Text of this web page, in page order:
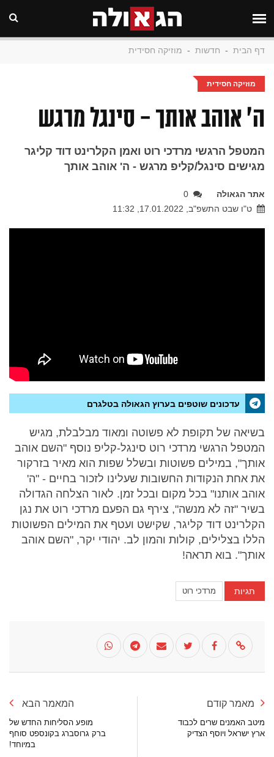
דף הבית - חדשות - מוזיקה חסידית
מוזיקה חסידית
ה' אוהב אותך - סינגל מרגש
המטפל הרגשי מרדכי רוט ואמן הקלרינט דוד קליגר
מגישים סינגל/קליפ מרגש - ה' אוהב אותך
אתר הגאולה
0
ט"ו שבט התשפ"ב, 17.01.2022, 11:32
עדכונים שוטפים בערוץ הגאולה בטלגרם
בשיאה של תקופת לא פשוטה ומאוד מבלבלת, מגיש
המטפל הרגשי מרדכי רוט סינגל-קליפ נוסף "השם אוהב
אותך", במילים פשוטות ובשלל שפות הוא מאיר בזרקור
את אחת הנקודות החשובות שעלינו לזכור בחיים - "ה'
אוהב אותנו" בכל מקום ובכל זמן. לאור הצלחה הגדולה
בשיר "זה לא מנשה", צירף גם הפעם מרדכי רוט את נגן
הקלרינט דוד קליגר, שקישט ועטף את המילים הפשוטות
הללו בצלילים, קולות והמון לב. יהודי יקר, "השם אוהב
אותך". בוא תראה!
תגיות מרדכי רוט
מאמר קודם
מיטב האמנים שרים לכבוד
ארץ ישראל ויוסף הצדיק
המאמר הבא
מופע הסליחות החדש של
ברק גרוסברג בקונספט סוחף
במיוחד!